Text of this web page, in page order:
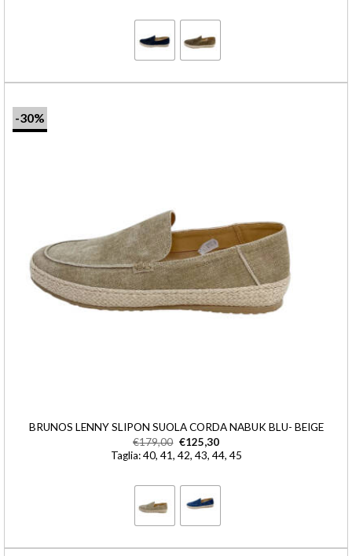
-30%
BRUNOS LENNY SLIPON SUOLA CORDA NABUK BLU- BEIGE
€179,00 €125,30
Taglia: 40, 41, 42, 43, 44, 45